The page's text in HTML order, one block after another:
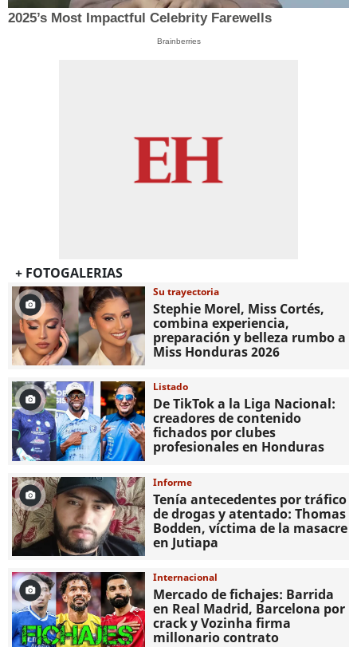
2025’s Most Impactful Celebrity Farewells
Brainberries
+ FOTOGALERIAS
Su trayectoria
Stephie Morel, Miss Cortés,
combina experiencia,
preparación y belleza rumbo a
Miss Honduras 2026
Listado
De TikTok a la Liga Nacional:
creadores de contenido
fichados por clubes
profesionales en Honduras
Informe
Tenía antecedentes por tráfico
de drogas y atentado: Thomas
Bodden, víctima de la masacre
en Jutiapa
Internacional
Mercado de fichajes: Barrida
en Real Madrid, Barcelona por
crack y Vozinha firma
millonario contrato